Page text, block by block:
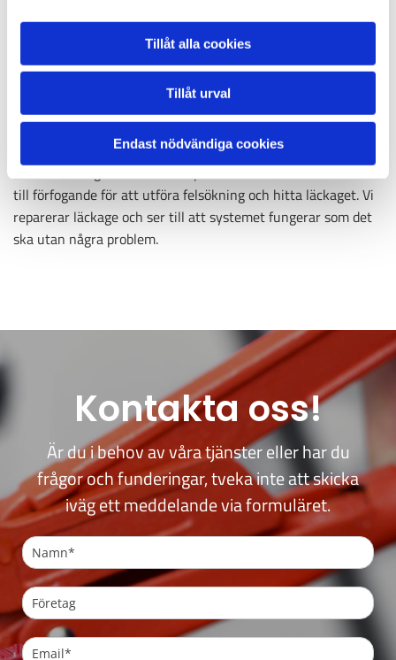
Tillåt alla cookies
Tillåt urval
Endast nödvändiga cookies
skickas till kunden. Vi säljer även storsäljaren Delta Simplex
avhärdningsfilter mot kalkhaltigt vatten.
Läcksökning och reparation
Läcker det någonstans i avloppet eller är det en
kulvertledning som läcker? Vi på Rörfirman J Franzén AB står
till förfogande för att utföra felsökning och hitta läckaget. Vi
reparerar läckage och ser till att systemet fungerar som det
ska utan några problem.
Kontakta oss!
Är du i behov av våra tjänster eller har du
frågor och funderingar, tveka inte att skicka
iväg ett meddelande via formuläret.